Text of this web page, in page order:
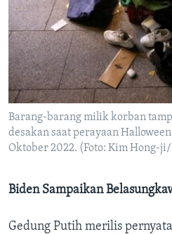
Barang-barang milik korban
desakan saat perayaan
Oktober 2022. (Foto: Kim Hong-
Biden Sampaikan
Gedung Putih merilis